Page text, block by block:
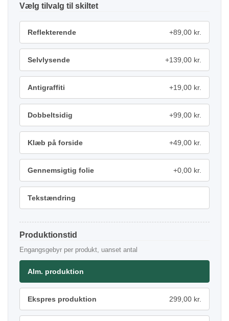
tilvalg
Reflekterende +89,00 kr.
Selvlysende +139,00 kr.
Antigraffiti +19,00 kr.
Dobbeltsidig +99,00 kr.
Klæb på forside +49,00 kr.
Gennemsigtig folie +0,00 kr.
Tekstændring
Produktionstid
Engangsgebyr per produkt, uanset antal
Alm. produktion
Ekspres produktion 299,00 kr.